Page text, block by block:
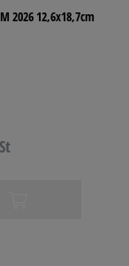
2026 12,6x18,7cm